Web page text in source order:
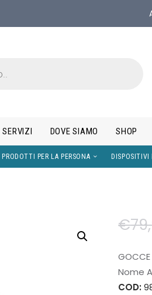
SERVIZI DOVE SIAMO SHOP
€79,
Nome
COD: